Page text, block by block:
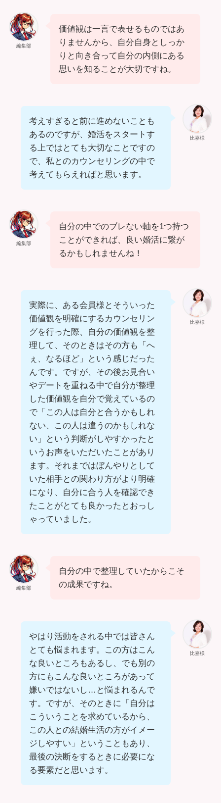
編集部
価値観は一言で表せるものではあ
りませんから、自分自身としっか
りと向き合って自分の内側にある
思いを知ることが大切ですね。
比嘉様
考えすぎると前に進めないことも
あるのですが、婚活をスタートす
る上ではとても大切なことですの
で、私とのカウンセリングの中で
考えてもらえればと思います。
編集部
自分の中でのブレない軸を1つ持つ
ことができれば、良い婚活に繋が
るかもしれませんね！
比嘉様
実際に、ある会員様とそういった
価値観を明確にするカウンセリン
グを行った際、自分の価値観を整
理して、そのときはその方も「へ
ぇ、なるほど」という感じだった
んです。ですが、その後お見合い
やデートを重ねる中で自分が整理
した価値観を自分で覚えているの
で「この人は自分と合うかもしれ
ない、この人は違うのかもしれな
い」という判断がしやすかったと
いうお声をいただいたことがあり
ます。それまではぼんやりとして
いた相手との関わり方がより明確
になり、自分に合う人を確認でき
たことがとても良かったとおっし
ゃっていました。
編集部
自分の中で整理していたからこそ
の成果ですね。
比嘉様
やはり活動をされる中では皆さん
とても悩まれます。この方はこん
な良いところもあるし、でも別の
方にもこんな良いところがあって
嫌いではないし…と悩まれるんで
す。ですが、そのときに「自分は
こういうことを求めているから、
この人との結婚生活の方がイメー
ジしやすい」ということもあり、
最後の決断をするときに必要にな
る要素だと思います。